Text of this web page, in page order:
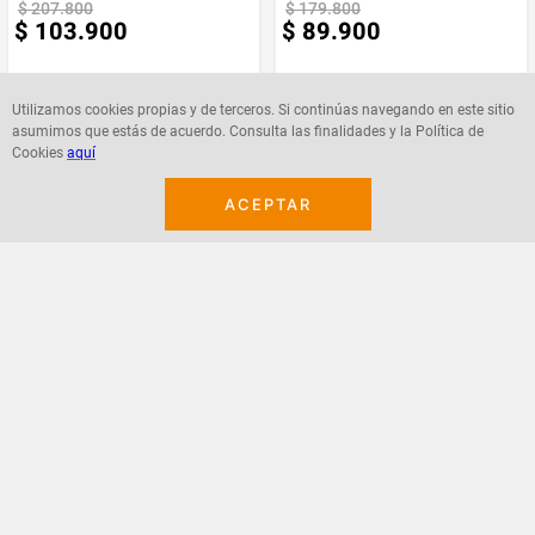
Utilizamos cookies propias y de terceros. Si continúas navegando en este sitio
asumimos que estás de acuerdo. Consulta las finalidades y la Política de
Cookies aquí
ACEPTAR
$207.800
$ 103.900
$179.800
$ 89.900